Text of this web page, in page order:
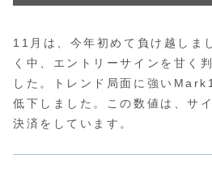
11月は、今年初めて負け越しま
く中、エントリーサインを甘く
した。トレンド局面に強い
低下しました。この数値は、サ
決済をしています。